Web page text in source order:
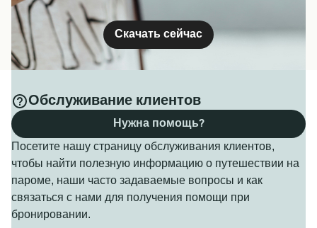
Скачать сейчас
Обслуживание клиентов
Посетите нашу страницу обслуживания клиентов,
чтобы найти полезную информацию о путешествии на
пароме, наши часто задаваемые вопросы и как
связаться с нами для получения помощи при
бронировании.
Нужна помощь?